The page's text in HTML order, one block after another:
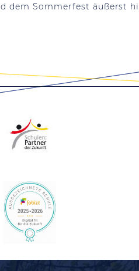
dem Sommerfest äußerst